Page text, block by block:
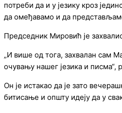
потреби да и у језику кроз
да омеђавамо и да
Председник Мировић је
„И више од тога, захвалан сам
очувању нашег језика и писма“,
Он је истакао да је зато
битисање и општу идеју да у